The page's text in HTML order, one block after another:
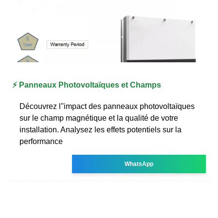
⚡ Panneaux Photovoltaïques et Champs
Découvrez l''impact des panneaux photovoltaïques
sur le champ magnétique et la qualité de votre
installation. Analysez les effets potentiels sur la
performance
WhatsApp